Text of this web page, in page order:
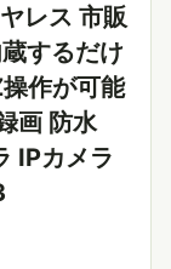
レス 市販
するだけ
作が可能
画 防水
IPカメラ